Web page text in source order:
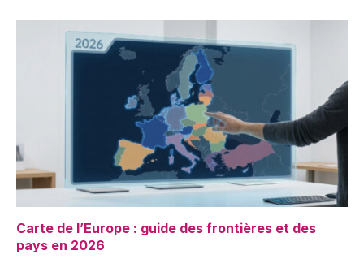
Carte de l’Europe : guide des frontières et des
pays en 2026